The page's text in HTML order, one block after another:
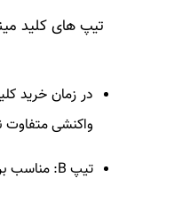
تیپ های کلید
واکنشی متفاوت
تیپ B: مناسب برای مدارهای خانگی و تجاری، واکنش نسبت به اضافه بار در حدود 3 تا 10 ثانیه